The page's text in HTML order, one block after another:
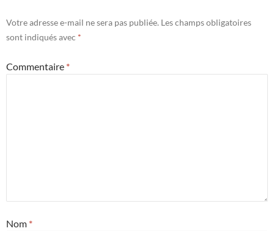
Votre adresse e-mail ne sera pas publiée. Les champs obligatoires
sont indiqués avec *
Commentaire *
Nom *